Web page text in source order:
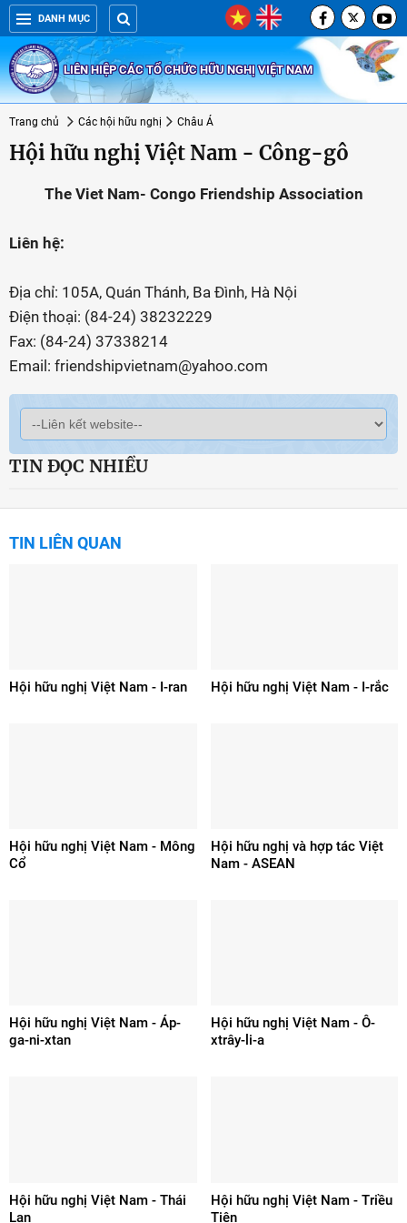
DANH MỤC
LIÊN HIỆP CÁC TỔ CHỨC HỮU NGHỊ VIỆT NAM
Trang chủ Các hội hữu nghị Châu Á
Hội hữu nghị Việt Nam - Công-gô
The Viet Nam- Congo Friendship Association
Liên hệ:
Địa chỉ: 105A, Quán Thánh, Ba Đình, Hà Nội
Điện thoại: (84-24) 38232229
Fax: (84-24) 37338214
Email: friendshipvietnam@yahoo.com
TIN ĐỌC NHIỀU
TIN LIÊN QUAN
Hội hữu nghị Việt Nam - I-ran Hội hữu nghị Việt Nam - I-rắc
Hội hữu nghị Việt Nam - Mông
Cổ
Hội hữu nghị và hợp tác Việt
Nam - ASEAN
Hội hữu nghị Việt Nam - Áp-
ga-ni-xtan
Hội hữu nghị Việt Nam - Ô-
xtrây-li-a
Hội hữu nghị Việt Nam - Thái
Lan
Hội hữu nghị Việt Nam - Triều
Tiên